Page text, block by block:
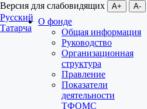
Версия для слабовидящих
A+ A-
Русский
Татарча
О фонде
Общая информация
Руководство
Организационная
структура
Правление
Показатели
деятельности
ТФОМС